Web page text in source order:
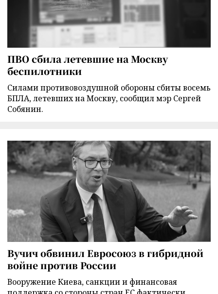
ПВО сбила летевшие на Москву
беспилотники
Силами противовоздушной обороны сбиты восемь
БПЛА, летевших на Москву, сообщил мэр Сергей
Собянин.
Вучич обвинил Евросоюз в гибридной
войне против России
Вооружение Киева, санкции и финансовая